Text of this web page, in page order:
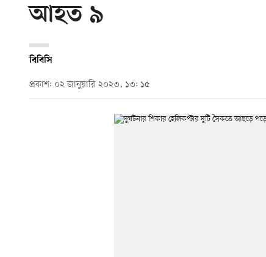
আহত ৯
বিবিসি
প্রকাশ: ০২ জানুয়ারি ২০২৩, ১৩: ১৫